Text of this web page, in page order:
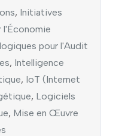
, Initiatives
l'Économie
pour l'Audit
, Intelligence
, IoT (Internet
, Logiciels
, Mise en Œuvre